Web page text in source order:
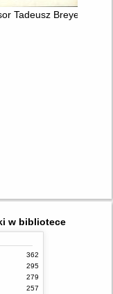
Tadeusz Breyer
w bibliotece
362
295
279
257